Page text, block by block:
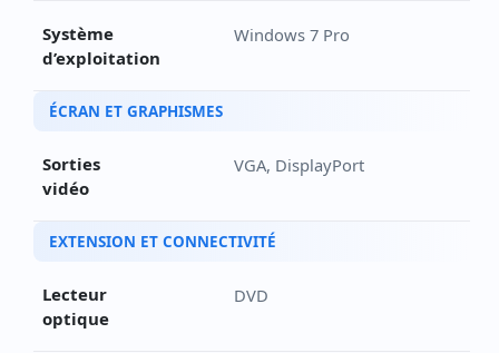
Système
d’exploitation
Windows 7 Pro
ÉCRAN ET GRAPHISMES
Sorties
vidéo
VGA, DisplayPort
EXTENSION ET CONNECTIVITÉ
Lecteur
optique
DVD